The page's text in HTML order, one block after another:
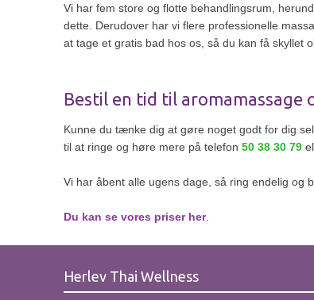
Vi har fem store og flotte behandlingsrum,
dette. Derudover har vi flere professionelle
at tage et gratis bad hos os, så du kan få skyllet
Bestil en tid til aromamassage
Kunne du tænke dig at gøre noget godt for dig
til at ringe og høre mere på telefon 50 38 30 79
​Vi har åbent alle ugens dage, så ring endelig og
Du kan se vores priser her.
Herlev Thai Wellness